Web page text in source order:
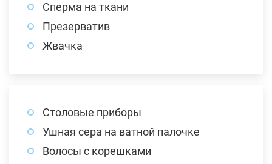
Сперма на ткани
Презерватив
Жвачка
Столовые приборы
Ушная сера на ватной палочке
Волосы с корешками